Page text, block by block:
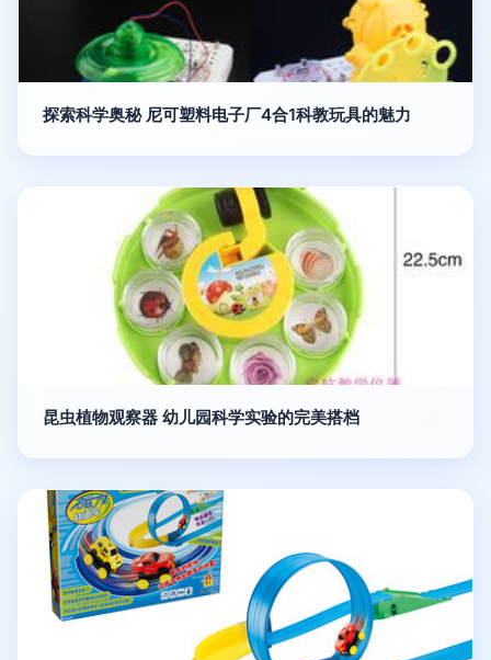
探索科学奥秘 尼可塑料电子厂4合1科教玩具的魅力
昆虫植物观察器 幼儿园科学实验的完美搭档